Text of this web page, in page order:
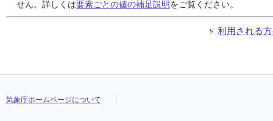
せん。詳しくは要素ごとの値の補足説明をご覧ください。
利用される
気象庁ホームページについて